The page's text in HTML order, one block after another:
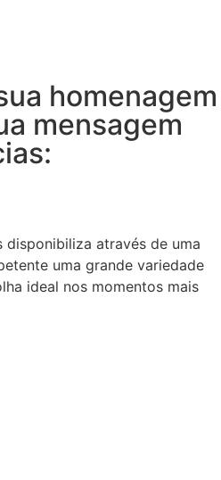
homenagem
mensagem
disponibiliza através de uma
uma grande variedade
ideal nos momentos mais